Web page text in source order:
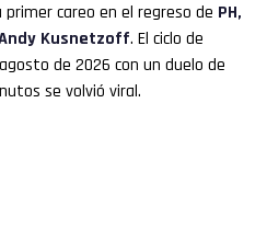
primer careo en el regreso de PH,
Kusnetzoff. El ciclo de
de 2026 con un duelo de
se volvió viral.